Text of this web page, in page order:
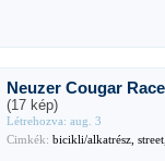
Neuzer Cougar Race
(17 kép)
Létrehozva: aug. 3
Cimkék: bicikli/alkatrész,